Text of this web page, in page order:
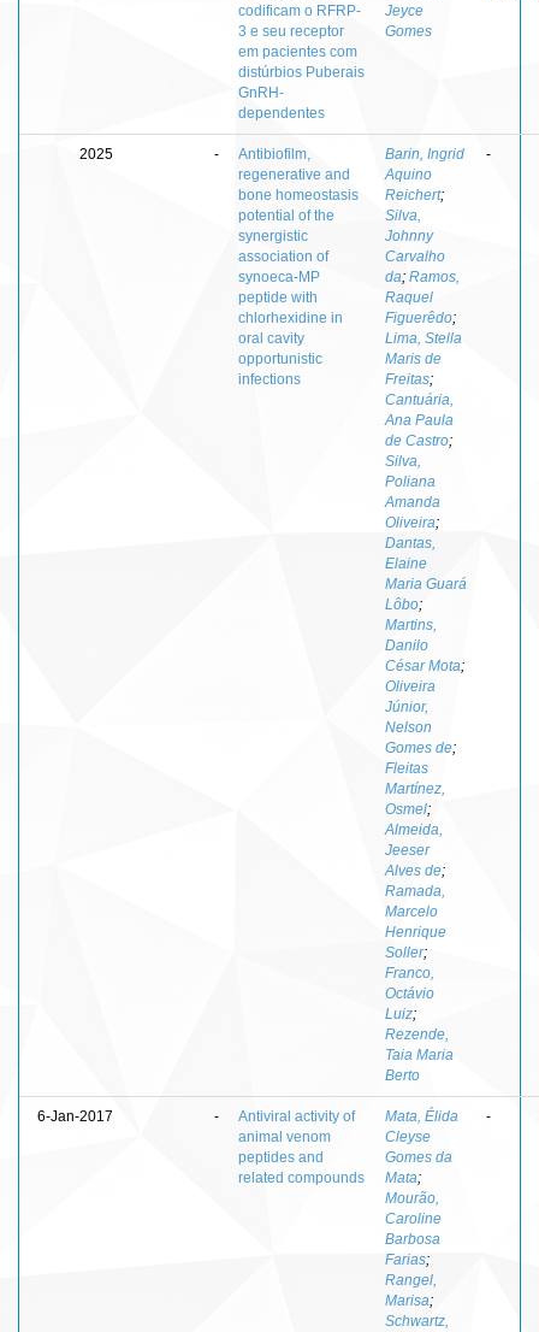
codificam o RFRP-
3 e seu receptor
em pacientes com
distúrbios Puberais
GnRH-
dependentes
Jeyce
Gomes
2025 -
Antibiofilm,
regenerative and
bone homeostasis
potential of the
synergistic
association of
synoeca-MP
peptide with
chlorhexidine in
oral cavity
opportunistic
infections
Barin, Ingrid
Aquino
Reichert;
Silva,
Johnny
Carvalho
da; Ramos,
Raquel
Figuerêdo;
Lima, Stella
Maris de
Freitas;
Cantuária,
Ana Paula
de Castro;
Silva,
Poliana
Amanda
Oliveira;
Dantas,
Elaine
Maria Guará
Lôbo;
Martins,
Danilo
César Mota;
Oliveira
Júnior,
Nelson
Gomes de;
Fleitas
Martínez,
Osmel;
Almeida,
Jeeser
Alves de;
Ramada,
Marcelo
Henrique
Soller;
Franco,
Octávio
Luiz;
Rezende,
Taia Maria
Berto
-
6-Jan-2017 -
Antiviral activity of
animal venom
peptides and
related compounds
Mata, Élida
Cleyse
Gomes da
Mata;
Mourão,
Caroline
Barbosa
Farias;
Rangel,
Marisa;
Schwartz,
-